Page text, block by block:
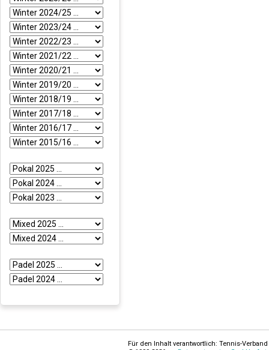
Für den Inhalt verantwortlich: Tennis-